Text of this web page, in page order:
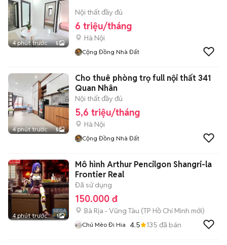
4 phút trước 5
Nội thất đầy đủ
6 triệu/tháng
Hà Nội
Cộng Đồng Nhà Đất
4 phút trước 5
Cho thuê phòng trọ full nội thất 341
Quan Nhân
Nội thất đầy đủ
5,6 triệu/tháng
Hà Nội
Cộng Đồng Nhà Đất
4 phút trước 1
Mô hình Arthur Pencilgon Shangri-la
Frontier Real
Đã sử dụng
150.000 đ
Bà Rịa - Vũng Tàu (TP Hồ Chí Minh mới)
Chú Mèo Đi Hia 4.5 135 đã bán